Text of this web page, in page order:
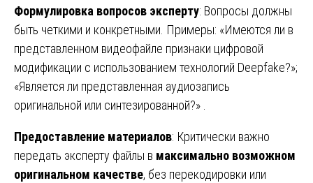
Формулировка вопросов эксперту: Вопросы должны
быть четкими и конкретными. Примеры: «Имеются ли в
представленном видеофайле признаки цифровой
модификации с использованием технологий Deepfake?»;
«Является ли представленная аудиозапись
оригинальной или синтезированной?» .
Предоставление материалов: Критически важно
передать эксперту файлы в максимально возможном
оригинальном качестве, без перекодировки или